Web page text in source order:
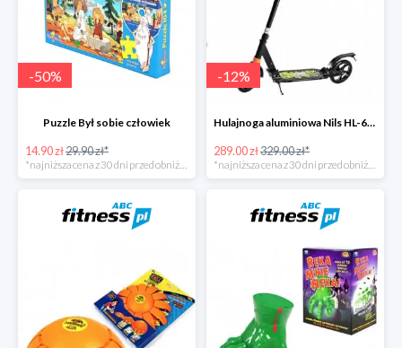
-50%
Puzzle Był sobie człowiek
14.90 zł29.90 zł*
-12%
Hulajnoga aluminiowa Nils HL-688
289.00 zł329.00 zł*